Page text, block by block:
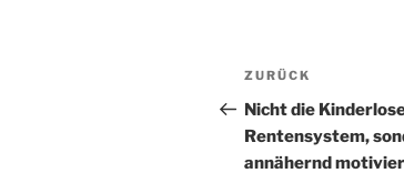
Vorheriger
Beitrag
ZURÜCK
Nicht die
Rentensystem,
annähernd